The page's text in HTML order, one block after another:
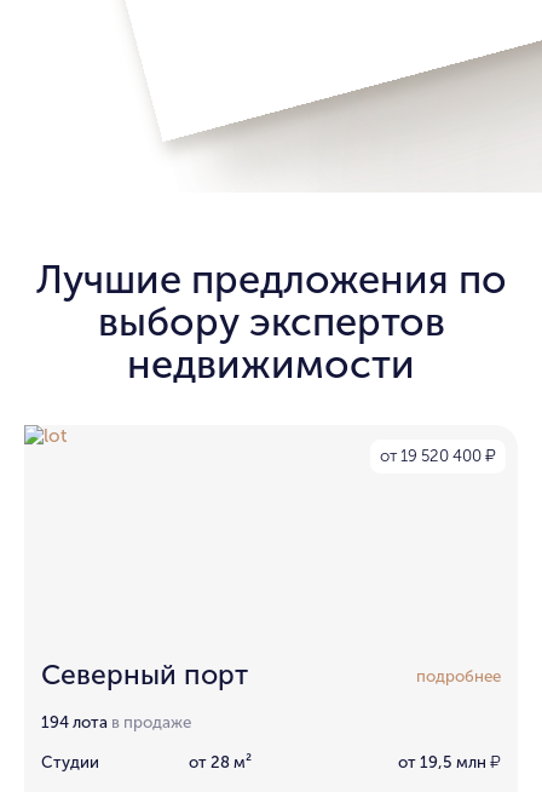
Лучшие предложения по
выбору экспертов
недвижимости
от 19 520 400 ₽
Северный порт подробнее
194 лота в продаже
Студии от 28 м² от 19,5 млн ₽